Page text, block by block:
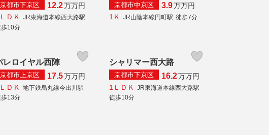
京都市下京区 12.2万万円
ＤＫ JR東海道本線西大路駅
10分
京都市中京区 3.9万万円
1Ｋ JR山陰本線円町駅 徒歩7分
レロイヤル西陣
京都市上京区 17.5万万円
ＤＫ
地下鉄烏丸線今出川駅
13分
シャリマー西大路
京都市下京区 16.2万万円
1ＬＤＫ
JR東海道本線西大路駅
徒歩10分